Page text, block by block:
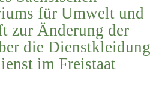
für Umwelt und
zur Änderung der
die Dienstkleidung
im Freistaat